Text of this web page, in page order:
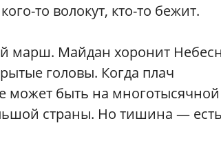
то волокут, кто-то бежит.
марш. Майдан хоронит
головы. Когда плач
может быть на многотысячной
страны. Но тишина —